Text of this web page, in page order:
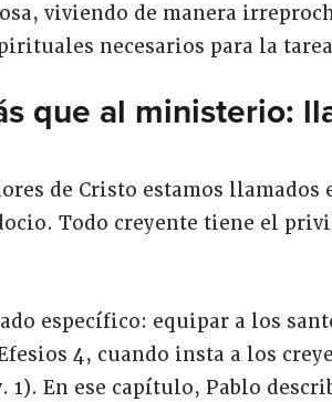
viviendo de manera
necesarios para la
que al ministerio:
de Cristo estamos llamados
Todo creyente tiene el
específico: equipar a los
4, cuando insta a los
En ese capítulo, Pablo